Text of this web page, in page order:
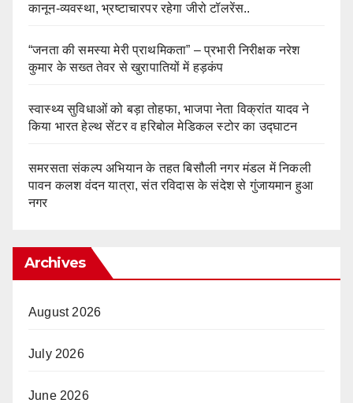
कानून-व्यवस्था, भ्रष्टाचारपर रहेगा जीरो टॉलरेंस..
“जनता की समस्या मेरी प्राथमिकता” – प्रभारी निरीक्षक नरेश
कुमार के सख्त तेवर से खुरापातियों में हड़कंप
स्वास्थ्य सुविधाओं को बड़ा तोहफा, भाजपा नेता विक्रांत यादव ने
किया भारत हेल्थ सेंटर व हरिबोल मेडिकल स्टोर का उद्घाटन
समरसता संकल्प अभियान के तहत बिसौली नगर मंडल में निकली
पावन कलश वंदन यात्रा, संत रविदास के संदेश से गुंजायमान हुआ
नगर
Archives
August 2026
July 2026
June 2026